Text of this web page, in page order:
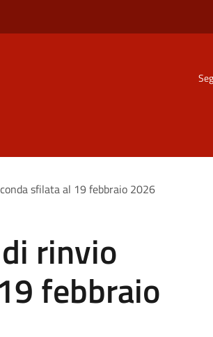
sfilata al 19 febbraio 2026
rinvio
febbraio